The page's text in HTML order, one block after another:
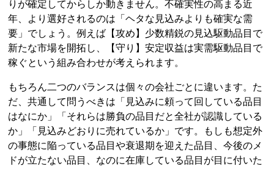
りが確定してからしか動きません。不確実性の高まる近
年、より選好されるのは「ヘタな見込みよりも確実な需
要」でしょう。例えば【攻め】少数精鋭の見込駆動品目で
新たな市場を開拓し、【守り】安定収益は実需駆動品目で
稼ぐという組み合わせが考えられます。
もちろん二つのバランスは個々の会社ごとに違います。た
だ、共通して問うべきは「見込みに頼って回している品目
はなにか」「それらは勝負の品目だと全社が認識している
か」「見込みどおりに売れているか」です。もしも想定外
の事態に陥っている品目や衰退期を迎えた品目、今後のメ
ドが立たない品目、なのに在庫している品目が目に付いた